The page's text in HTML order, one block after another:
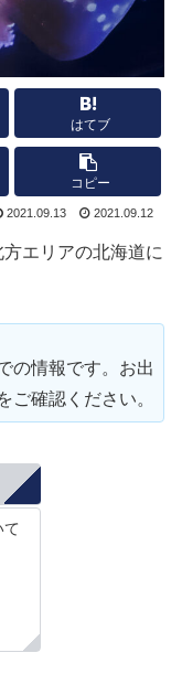
はてブ
コピー
2021.09.13 2021.09.12
エリアの北海道に
の情報です。お出
ご確認ください。
て